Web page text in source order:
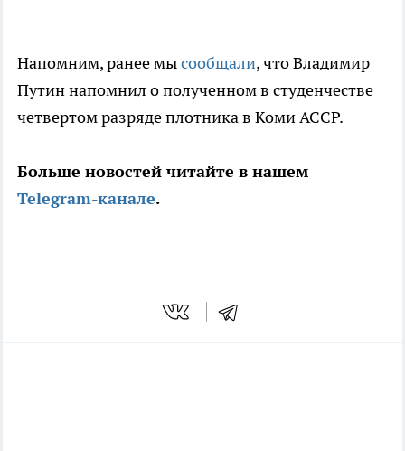
Напомним, ранее мысообщали, что Владимир
Путин напомнил о полученном в студенчестве
четвертом разряде плотника в Коми АССР.
Больше новостей читайте в нашем
Telegram-канале.